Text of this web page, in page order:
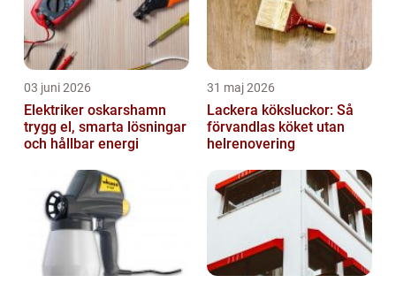
03 juni 2026
Elektriker oskarshamn
trygg el, smarta lösningar
och hållbar energi
31 maj 2026
Lackera köksluckor: Så
förvandlas köket utan
helrenovering